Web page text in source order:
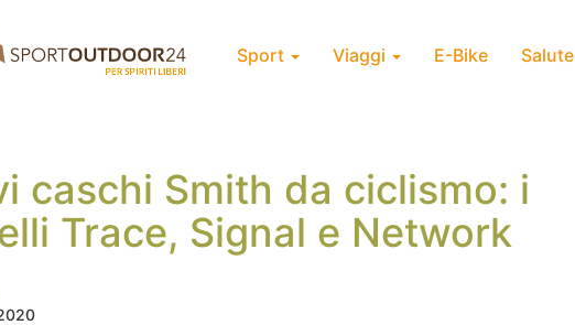
Sport Viaggi E-Bike Salute
caschi Smith da ciclismo: i
Trace, Signal e Network